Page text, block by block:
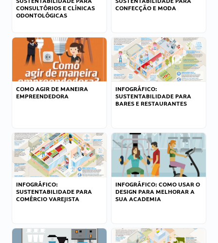
CONSULTÓRIOS E CLÍNICAS
ODONTOLÓGICAS
CONFECÇÃO E MODA
COMO AGIR DE MANEIRA
EMPREENDEDORA
INFOGRÁFICO:
SUSTENTABILIDADE PARA
BARES E RESTAURANTES
INFOGRÁFICO:
SUSTENTABILIDADE PARA
COMÉRCIO VAREJISTA
INFOGRÁFICO: COMO USAR O
DESIGN PARA MELHORAR A
SUA ACADEMIA